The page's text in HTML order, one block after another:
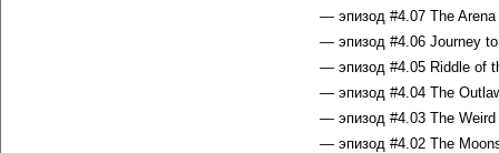
— эпизод #4.07 The
— эпизод #4.06 Journey
— эпизод #4.05 Riddle of
— эпизод #4.04 The
— эпизод #4.03 The
— эпизод #4.02 The